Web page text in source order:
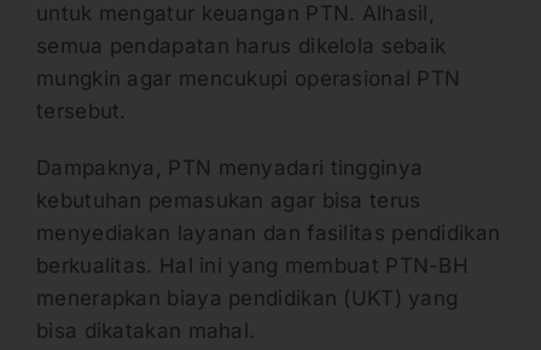
untuk mengatur keuangan PTN. Alhasil,
semua pendapatan harus dikelola sebaik
mungkin agar mencukupi operasional PTN
tersebut.
Dampaknya, PTN menyadari tingginya
kebutuhan pemasukan agar bisa terus
menyediakan layanan dan fasilitas pendidikan
berkualitas. Hal ini yang membuat PTN-BH
menerapkan biaya pendidikan (UKT) yang
bisa dikatakan mahal.